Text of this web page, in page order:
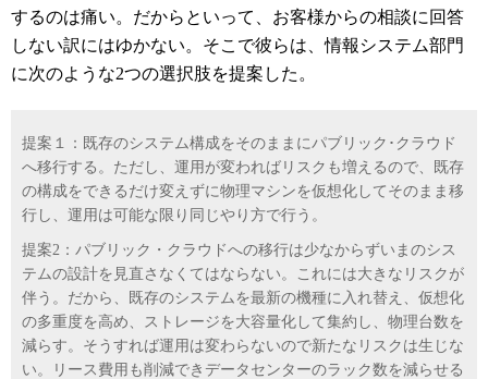
するのは痛い。だからといって、お客様からの相談に回答
しない訳にはゆかない。そこで彼らは、情報システム部門
に次のような2つの選択肢を提案した。
提案１：既存のシステム構成をそのままにパブリック･クラウド
へ移行する。ただし、運用が変わればリスクも増えるので、既存
の構成をできるだけ変えずに物理マシンを仮想化してそのまま移
行し、運用は可能な限り同じやり方で行う。
提案2 ：パブリック・クラウドへの移行は少なからずいまのシス
テムの設計を見直さなくてはならない。これには大きなリスクが
伴う。だから、既存のシステムを最新の機種に入れ替え、仮想化
の多重度を高め、ストレージを大容量化して集約し、物理台数を
減らす。そうすれば運用は変わらないので新たなリスクは生じな
い。リース費用も削減できデータセンターのラック数を減らせる